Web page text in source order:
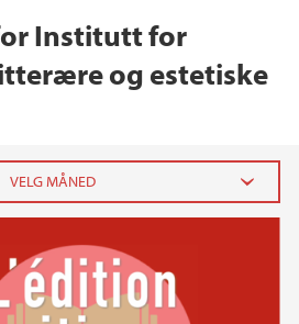
Institutt for
og estetiske
mai (1)
mars (4)